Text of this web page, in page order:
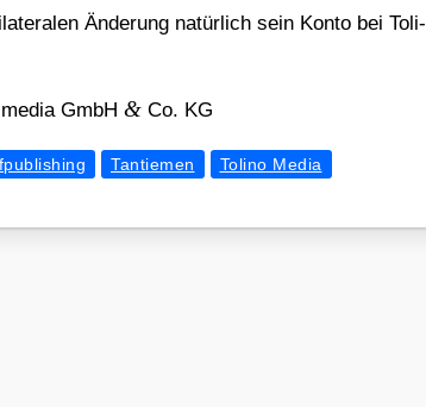
Ände­rung natür­lich sein Kon­to bei Toli­
GmbH & Co. KG
Tantiemen Tolino Media